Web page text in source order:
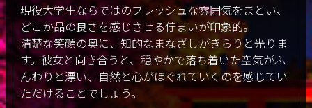
現役大学生ならではのフレッシュな雰囲気をまとい、
どこか品の良さを感じさせる佇まいが印象的。
清楚な笑顔の奥に、知的なまなざしがきらりと光りま
す。彼女と向き合うと、穏やかで落ち着いた空気がふ
んわりと漂い、自然と心がほぐれていくのを感じてい
ただけることでしょう。